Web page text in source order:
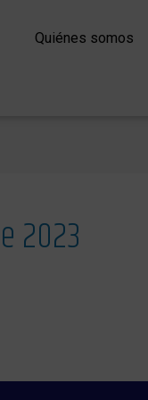
Quiénes somos
2023